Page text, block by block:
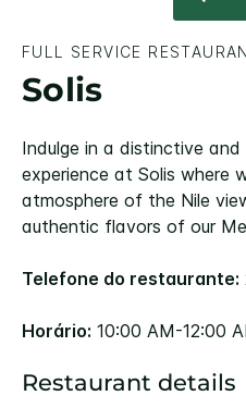
FULL SERVICE
Solis
Indulge in a distinctive and
experience at Solis where
atmosphere of the Nile
authentic flavors of our
Telefone do restaurante:
Horário: 10:00 AM-12:00
Restaurant details